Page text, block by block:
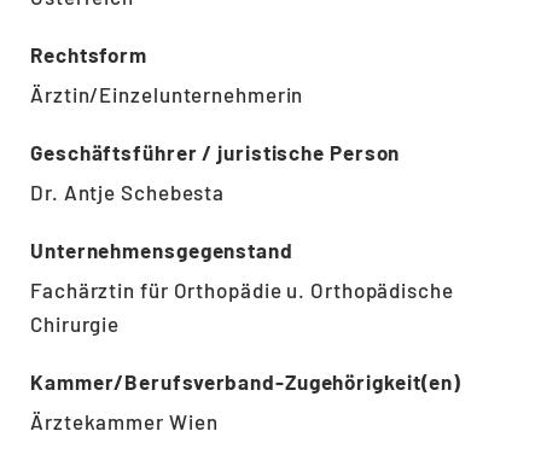
Rechtsform
Ärztin/Einzelunternehmerin
Geschäftsführer / juristische Person
Dr. Antje Schebesta
Unternehmensgegenstand
Fachärztin für Orthopädie u. Orthopädische
Chirurgie
Kammer/Berufsverband-Zugehörigkeit(en)
Ärztekammer Wien